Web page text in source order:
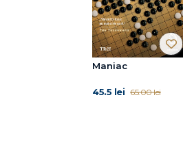
Maniac
45.5 lei 65.00 lei